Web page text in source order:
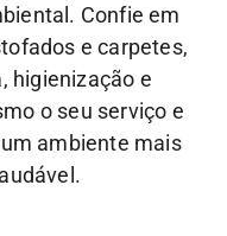
Confie em
e carpetes,
higienização e
o seu serviço e
ambiente mais